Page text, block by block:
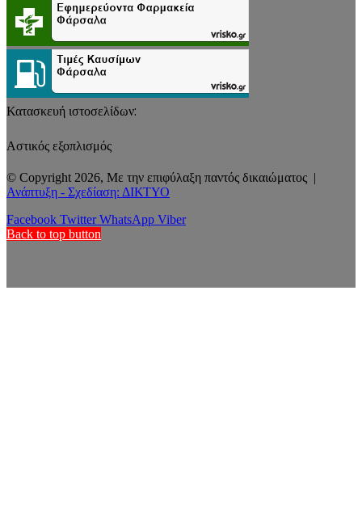
Κατασκευή ιστοσελίδων:
Αστικός εξοπλισμός
© Copyright 2026, Με την επιφύλαξη παντός δικαιώματος |
Ανάπτυξη - Σχεδίαση: ΔΙΚΤΥΟ
Facebook Twitter WhatsApp Viber
Back to top button